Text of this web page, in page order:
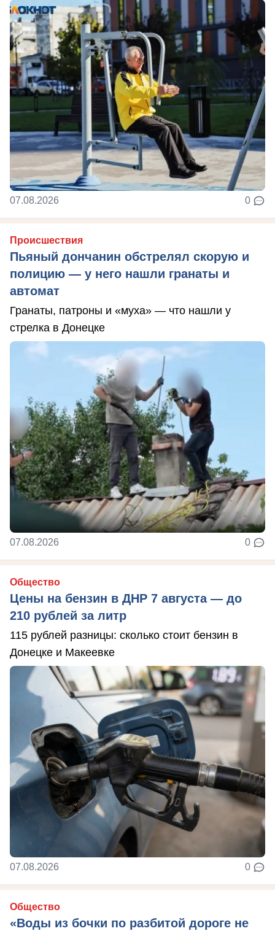
07.08.2026 0
Происшествия
Пьяный дончанин обстрелял скорую и
полицию — у него нашли гранаты и
автомат
Гранаты, патроны и «муха» — что нашли у
стрелка в Донецке
07.08.2026 0
Общество
Цены на бензин в ДНР 7 августа — до
210 рублей за литр
115 рублей разницы: сколько стоит бензин в
Донецке и Макеевке
07.08.2026 0
Общество
«Воды из бочки по разбитой дороге не